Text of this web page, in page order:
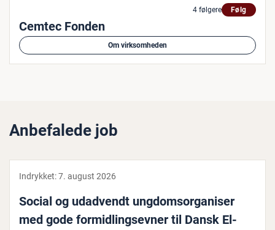
4 følgere Følg
Cemtec Fonden
Om virksomheden
Anbefalede job
Indrykket:7. august 2026
Social og udadvendt ung­domsor­ga­ni­ser
med gode for­mid­lings­ev­ner til Dansk El-